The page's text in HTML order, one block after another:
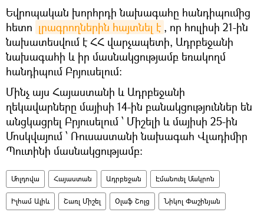
Եվրոպական խորհրդի նախագահը հանդիպումից
հետո լրագրողներին հայտնել է , որ հուլիսի 21-ին
նախատեսվում է ՀՀ վարչապետի, Ադրբեջանի
նախագահի և իր մասնակցությամբ եռակողմ
հանդիպում Բրյուսելում։
Մինչ այս Հայաստանի և Ադրբեջանի
ղեկավարները մայիսի 14-ին բանակցություններ են
անցկացրել Բրյուսելում ՝ Միշելի և մայիսի 25-ին
Մոսկվայում ՝ Ռուսաստանի նախագահ Վլադիմիր
Պուտինի մասնակցությամբ:
Մոլդովա Հայաստան Ադրբեջան Էմանուել Մակրոն
Իլհամ Ալիև Շառլ Միշել Օլաֆ Շոլց Նիկոլ Փաշինյան